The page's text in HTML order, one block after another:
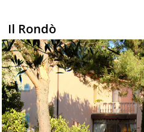
Il Rondò